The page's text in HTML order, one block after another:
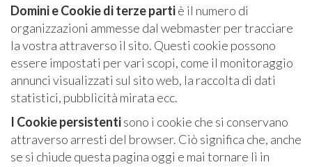
Domini e Cookie di terze partiè il numero di
organizzazioni ammesse dal webmaster per tracciare
la vostra attraverso il sito. Questi cookie possono
essere impostati per vari scopi, come il monitoraggio
annunci visualizzati sul sito web, la raccolta di dati
statistici, pubblicità mirata ecc.
I Cookie persistentisono i cookie che si conservano
attraverso arresti del browser. Ciò significa che, anche
se si chiude questa pagina oggi e mai tornare lì in